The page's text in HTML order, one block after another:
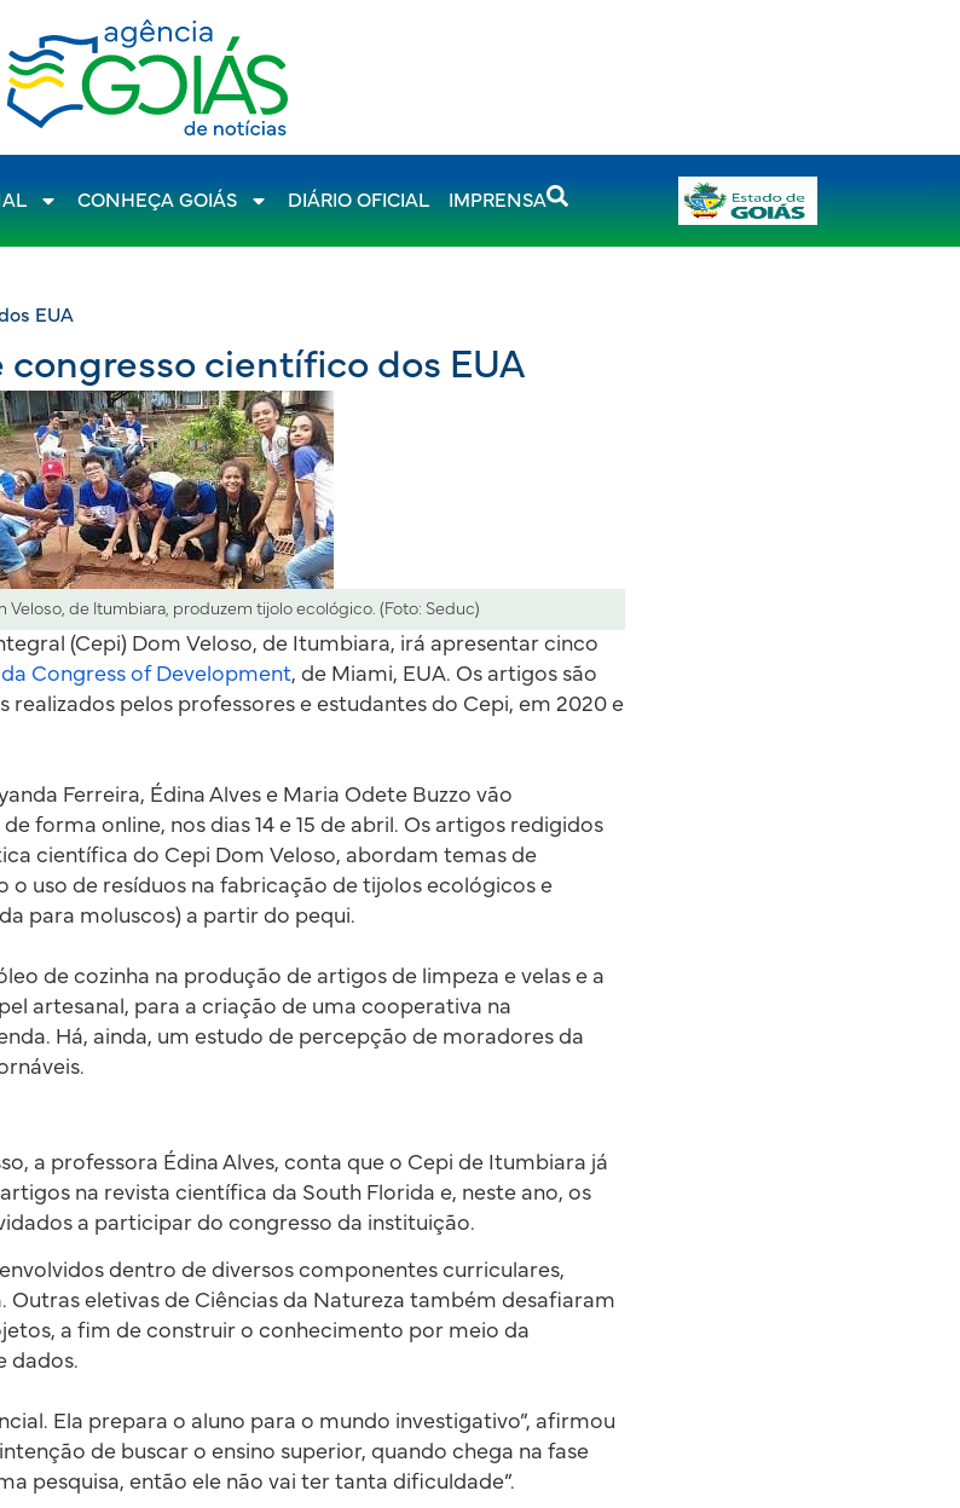
CONHEÇA GOIÁS DIÁRIO OFICIAL IMPRENSA
EUA
científico dos EUA
Veloso, de Itumbiara, produzem tijolo ecológico. (Foto: Seduc)
(Cepi) Dom Veloso, de Itumbiara, irá apresentar cinco
Congress of Development, de Miami, EUA. Os artigos são
pelos professores e estudantes do Cepi, em 2020 e
Ferreira, Édina Alves e Maria Odete Buzzo vão
forma online, nos dias 14 e 15 de abril. Os artigos redigidos
científica do Cepi Dom Veloso, abordam temas de
o uso de resíduos na fabricação de tijolos ecológicos e
para moluscos) a partir do pequi.
de cozinha na produção de artigos de limpeza e velas e a
artesanal, para a criação de uma cooperativa na
Há, ainda, um estudo de percepção de moradores da
a professora Édina Alves, conta que o Cepi de Itumbiara já
na revista científica da South Florida e, neste ano, os
a participar do congresso da instituição.
dentro de diversos componentes curriculares,
Outras eletivas de Ciências da Natureza também desafiaram
a fim de construir o conhecimento por meio da
dados.
Ela prepara o aluno para o mundo investigativo”, afirmou
de buscar o ensino superior, quando chega na fase
pesquisa, então ele não vai ter tanta dificuldade”.